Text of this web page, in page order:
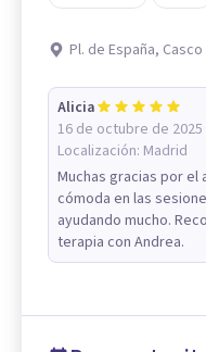
Pl. de España,
Alicia
16 de octubre de 2025
Localización: Madrid
Muchas gracias por
cómoda en las
ayudando mucho.
terapia con Andrea.